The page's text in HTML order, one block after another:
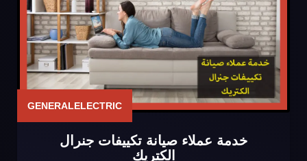
GENERALELECTRIC
خدمة عملاء صيانة تكييفات جنرال
الكتريك